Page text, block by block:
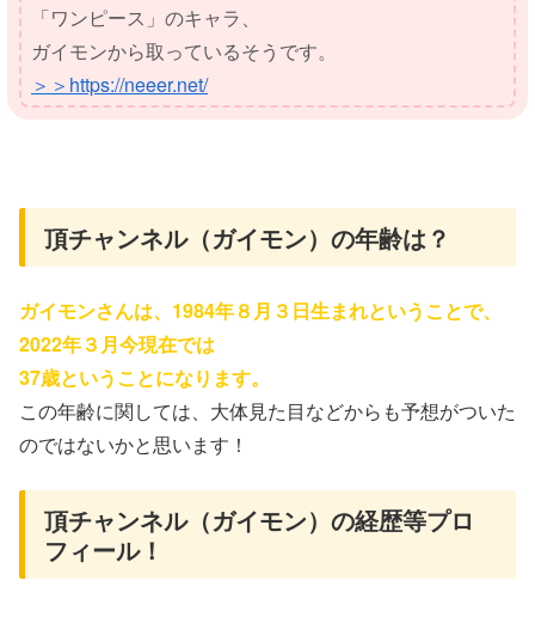
「ワンピース」のキャラ、
ガイモンから取っているそうです。
＞＞https://neeer.net/
頂チャンネル（ガイモン）の年齢は？
ガイモンさんは、1984年８月３日生まれということで、
2022年３月今現在では
37歳ということになります。
この年齢に関しては、大体見た目などからも予想がついた
のではないかと思います！
頂チャンネル（ガイモン）の経歴等プロ
フィール！